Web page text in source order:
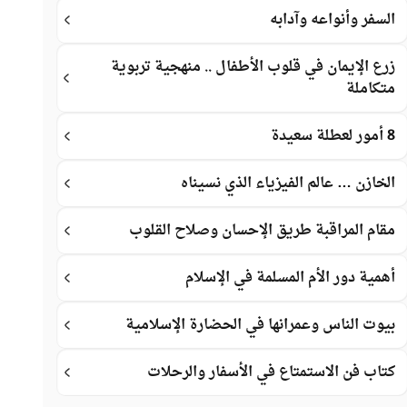
السفر وأنواعه وآدابه
زرع الإيمان في قلوب الأطفال .. منهجية تربوية
متكاملة
8 أمور لعطلة سعيدة
الخازن … عالم الفيزياء الذي نسيناه
مقام المراقبة طريق الإحسان وصلاح القلوب
أهمية دور الأم المسلمة في الإسلام
بيوت الناس وعمرانها في الحضارة الإسلامية
كتاب فن الاستمتاع في الأسفار والرحلات